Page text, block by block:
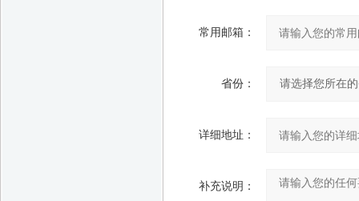
常用邮箱：
省份：
详细地址：
补充说明：